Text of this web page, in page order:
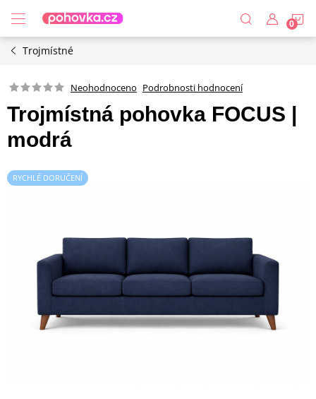
obsah
Trojmístné
Neohodnoceno Podrobnosti hodnocení
Trojmístná pohovka FOCUS |
modrá
RYCHLÉ DORUČENÍ